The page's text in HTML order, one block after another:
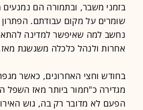
בזמני משבר, ובתמורה הם
נחשב למה שאיפשר למדינה
אחרות ולנהל כלכלה משגשגת
בחודש וחצי האחרונים, כאשר
מגדירה כ"חמור ביותר מאז השפל
הפעם לא מדובר רק בה, גוש האירו